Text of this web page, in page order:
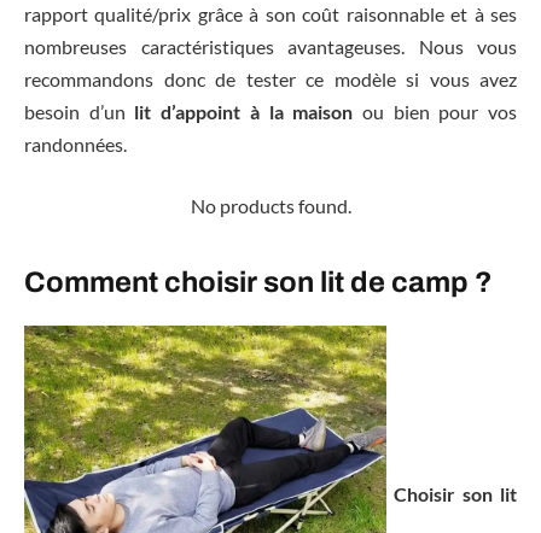
rapport qualité/prix grâce à son coût raisonnable et à ses
nombreuses caractéristiques avantageuses. Nous vous
recommandons donc de tester ce modèle si vous avez
besoin d’un lit d’appoint à la maison ou bien pour vos
randonnées.
No products found.
Comment choisir son lit de camp ?
Choisir son lit